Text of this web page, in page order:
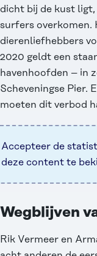
dicht bij de kust ligt,
surfers overkomen.
dierenliefhebbers
2020 geldt een
havenhoofden – in
Scheveningse Pier.
moeten dit verbod
Accepteer de
deze content te
Wegblijven
Rik Vermeer en